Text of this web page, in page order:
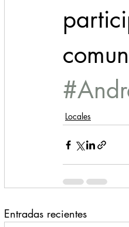
Locales
Entradas recientes